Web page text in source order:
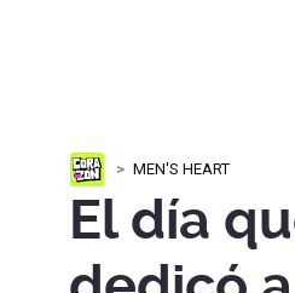
MEN'S HEART
El día